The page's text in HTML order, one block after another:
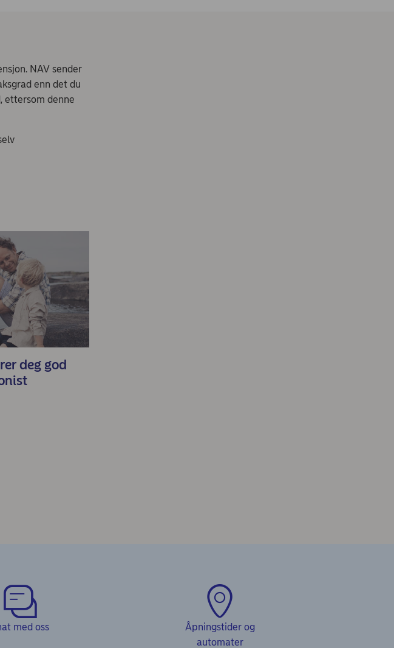
NAV sender
enn det du
ettersom denne
deg god
med oss
Åpningstider og
automater